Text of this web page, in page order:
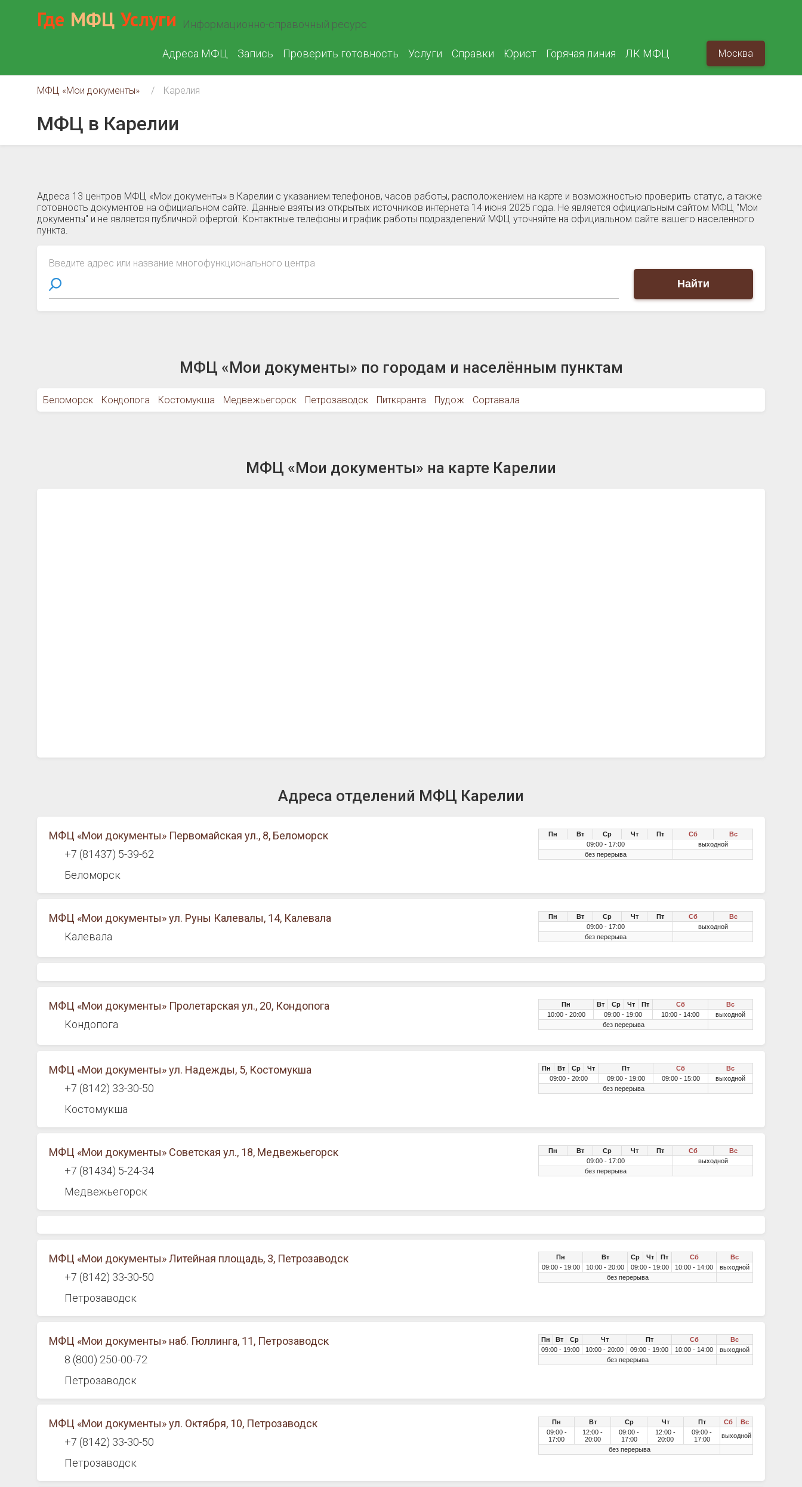
Где МФЦ Услуги Информационно-справочный ресурс
Адреса МФЦ Запись Проверить готовность Услуги Справки Юрист Горячая линия ЛК МФЦ Москва
МФЦ «Мои документы» Карелия
МФЦ в Карелии
Адреса 13 центров МФЦ «Мои документы» в Карелии c указанием телефонов, часов работы, расположением на карте и возможностью проверить статус, а также
готовность документов на официальном сайте. Данные взяты из открытых источников интернета 14 июня 2025 года. Не является официальным сайтом МФЦ "Мои
документы" и не является публичной офертой. Контактные телефоны и график работы подразделений МФЦ уточняйте на официальном сайте вашего населенного
пункта.
Введите адрес или название многофункционального центра
Найти
МФЦ «Мои документы» по городам и населённым пунктам
Беломорск Кондопога Костомукша Медвежьегорск Петрозаводск Питкяранта Пудож Сортавала
МФЦ «Мои документы» на карте Карелии
Адреса отделений МФЦ Карелии
МФЦ «Мои документы» Первомайская ул., 8, Беломорск
+7 (81437) 5-39-62
Беломорск
Пн Вт Ср Чт Пт Сб
Вс
09:00 - 17:00
выходной
без перерыва
МФЦ «Мои документы» ул. Руны Калевалы, 14, Калевала
Калевала
Пн Вт Ср Чт Пт Сб
Вс
09:00 - 17:00
выходной
без перерыва
МФЦ «Мои документы» Пролетарская ул., 20, Кондопога
Кондопога
Пн Вт Ср Чт Пт Сб
Вс
10:00 - 20:00
09:00 - 19:00 10:00 - 14:00
выходной
без перерыва
МФЦ «Мои документы» ул. Надежды, 5, Костомукша
+7 (8142) 33-30-50
Костомукша
Пн Вт Ср Чт Пт Сб
Вс
09:00 - 20:00
09:00 - 19:00 09:00 - 15:00
выходной
без перерыва
МФЦ «Мои документы» Советская ул., 18, Медвежьегорск
+7 (81434) 5-24-34
Медвежьегорск
Пн Вт Ср Чт Пт Сб
Вс
09:00 - 17:00
выходной
без перерыва
МФЦ «Мои документы» Литейная площадь, 3, Петрозаводск
+7 (8142) 33-30-50
Петрозаводск
Пн Вт Ср Чт Пт Сб
Вс
09:00 - 19:00
10:00 - 20:00 09:00 - 19:00 10:00 - 14:00
выходной
без перерыва
МФЦ «Мои документы» наб. Гюллинга, 11, Петрозаводск
8 (800) 250-00-72
Петрозаводск
Пн Вт Ср Чт Пт Сб
Вс
09:00 - 19:00
10:00 - 20:00 09:00 - 19:00 10:00 - 14:00
выходной
без перерыва
МФЦ «Мои документы» ул. Октября, 10, Петрозаводск
+7 (8142) 33-30-50
Петрозаводск
Пн Вт Ср Чт Пт Сб
Вс
09:00 -
17:00
12:00 -
20:00
09:00 -
17:00
12:00 -
20:00
09:00 -
17:00
выходной
без перерыва